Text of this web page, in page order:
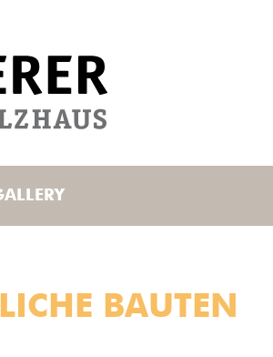
BAUTEN